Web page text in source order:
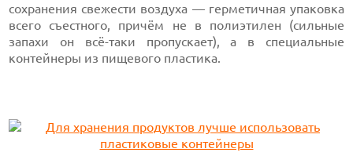
сохранения свежести воздуха — герметичная упаковка
всего съестного, причём не в полиэтилен (сильные
запахи он всё-таки пропускает), а в специальные
контейнеры из пищевого пластика.